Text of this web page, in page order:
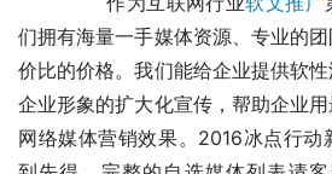
们拥有海量一手媒体资源、专业的
价比的价格。我们能给企业提供软
企业形象的扩大化宣传，帮助企业
网络媒体营销效果。2016冰点行动